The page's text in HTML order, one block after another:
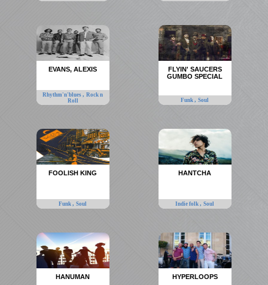
EVANS, ALEXIS
Rhythm'n'blues,Rock n
Roll
FLYIN' SAUCERS
GUMBO SPECIAL
Funk,Soul
FOOLISH KING
Funk,Soul
HANTCHA
Indie folk,Soul
HANUMAN HYPERLOOPS